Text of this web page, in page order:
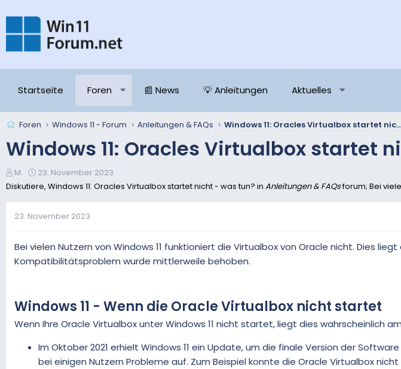
Startseite Foren 📰 News 💡 Anleitungen Aktuelles
Foren Windows 11 - Forum Anleitungen & FAQs Windows 11: Oracles Virtualbox startet nicht - was tun?
Windows 11: Oracles Virtualbox startet
E
r
e
l
e
r
M.
E
r
e
l
a
23. November 2023
Diskutiere, Windows 11: Oracles Virtualbox startet nicht - was tun? in Anleitungen & FAQsforum; Bei
23. November 2023
Bei vielen Nutzern von Windows 11 funktioniert die Virtualbox von Oracle nicht. Dies
Kompatibilitätsproblem wurde mittlerweile behoben.
Windows 11 - Wenn die Oracle Virtualbox nicht startet
Wenn Ihre Oracle Virtualbox unter Windows 11 nicht startet, liegt dies wahrscheinlich
Im Oktober 2021 erhielt Windows 11 ein Update, um die finale Version der
bei einigen Nutzern Probleme auf. Zum Beispiel konnte die Oracle Virtualbox